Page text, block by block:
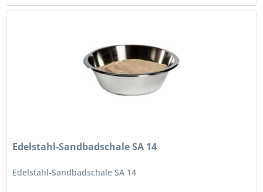
Edelstahl-Sandbadschale SA 14
Edelstahl-Sandbadschale SA 14